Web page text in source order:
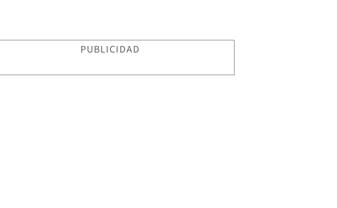
PUBLICIDAD